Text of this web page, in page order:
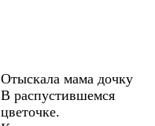
Отыскала мама дочку
В распустившемся
цветочке.